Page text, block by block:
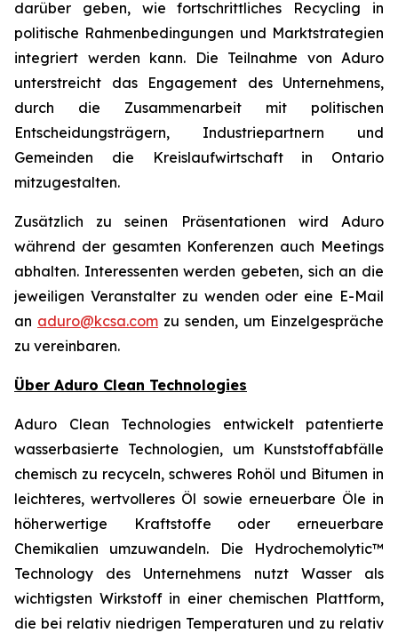
darüber geben, wie fortschrittliches Recycling in
politische Rahmenbedingungen und Marktstrategien
integriert werden kann. Die Teilnahme von Aduro
unterstreicht das Engagement des Unternehmens,
durch die Zusammenarbeit mit politischen
Entscheidungsträgern, Industriepartnern und
Gemeinden die Kreislaufwirtschaft in Ontario
mitzugestalten.
Zusätzlich zu seinen Präsentationen wird Aduro
während der gesamten Konferenzen auch Meetings
abhalten. Interessenten werden gebeten, sich an die
jeweiligen Veranstalter zu wenden oder eine E-Mail
an aduro@kcsa.com zu senden, um Einzelgespräche
zu vereinbaren.
Über Aduro Clean Technologies
Aduro Clean Technologies entwickelt patentierte
wasserbasierte Technologien, um Kunststoffabfälle
chemisch zu recyceln, schweres Rohöl und Bitumen in
leichteres, wertvolleres Öl sowie erneuerbare Öle in
höherwertige Kraftstoffe oder erneuerbare
Chemikalien umzuwandeln. Die Hydrochemolytic™
Technology des Unternehmens nutzt Wasser als
wichtigsten Wirkstoff in einer chemischen Plattform,
die bei relativ niedrigen Temperaturen und zu relativ